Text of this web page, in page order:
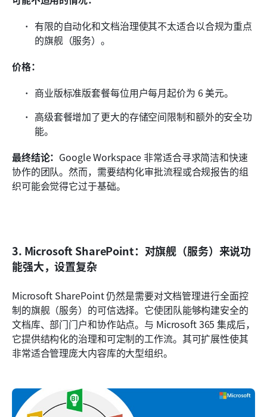
有限的自动化和文档治理使其不太适合以合规为重点
的旗舰（服务）。
价格：
商业版标准版套餐每位用户每月起价为 6 美元。
高级套餐增加了更大的存储空间限制和额外的安全功
能。
最终结论： Google Workspace 非常适合寻求简洁和快速
协作的团队。然而，需要结构化审批流程或合规报告的组
织可能会觉得它过于基础。
3. Microsoft SharePoint：对旗舰（服务）来说功
能强大，设置复杂
Microsoft SharePoint 仍然是需要对文档管理进行全面控
制的旗舰（服务）的可信选择。它使团队能够构建安全的
文档库、部门门户和协作站点。与 Microsoft 365 集成后，
它提供结构化的治理和可定制的工作流。其可扩展性使其
非常适合管理庞大内容库的大型组织。